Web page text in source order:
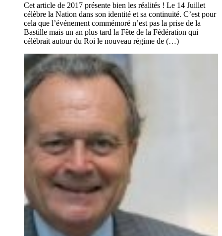
Cet article de 2017 présente bien les réalités ! Le 14 Juillet
célèbre la Nation dans son identité et sa continuité. C’est pour
cela que l’événement commémoré n’est pas la prise de la
Bastille mais un an plus tard la Fête de la Fédération qui
célébrait autour du Roi le nouveau régime de (…)